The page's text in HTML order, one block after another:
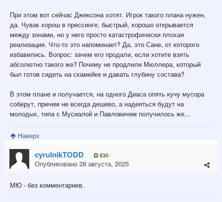
При этом вот сейчас Джексона хотят. Игрок такого плана нужен,
да. Чувак хорош в прессинге, быстрый, хорошо открывается
между зонами, но у него просто катастрофически плохая
реализация. Что-то это напоминает? Да, это Сане, от которого
избавились. Вопрос: зачем его продали, если хотите взять
абсолютно такого же? Почему не продлили Мюллера, который
был готов сидеть на скамейке и давать глубину состава?
В этом плане и получается, на одного Диаса опять кучу мусора
соберут, причем не всегда дешево, а надеяться будут на
молодых, типа с Мусиалой и Павловичем получилось же...
Наверх
cyrulnikTODD 830
Опубликовано 28 августа, 2025
МЮ - без комментариев.